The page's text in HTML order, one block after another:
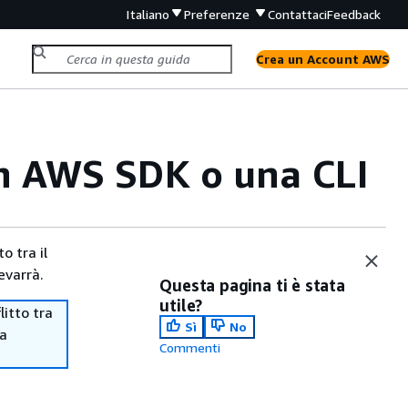
Italiano Preferenze ContattaciFeedback
Crea un Account AWS
AWS SDK o una CLI
tra il
tra
Questa pagina ti è stata
utile?
Sì
No
Commenti